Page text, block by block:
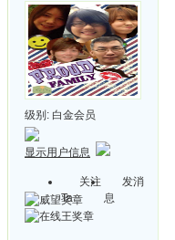
级别: 白金会员
显示用户信息
关注
Ta
发消
息